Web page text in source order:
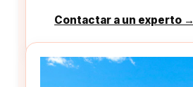
Contactar a un experto →